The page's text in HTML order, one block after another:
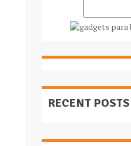
RECENT POSTS